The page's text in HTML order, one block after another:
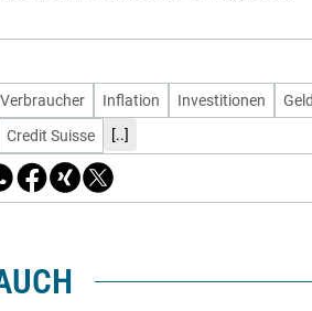
Verbraucher Inflation Investitionen
Credit Suisse [..]